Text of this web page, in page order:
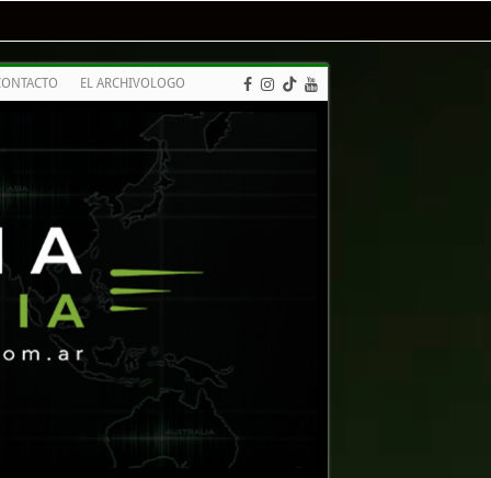
EL ARCHIVOLOGO